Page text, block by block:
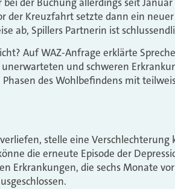
der Kreuzfahrt setzte dann ein
ab, Spillers Partnerin ist
Auf WAZ-Anfrage erklärte
und schweren
Phasen des Wohlbefindens mit
stelle eine
die erneute Episode der
Erkrankungen, die sechs Monate